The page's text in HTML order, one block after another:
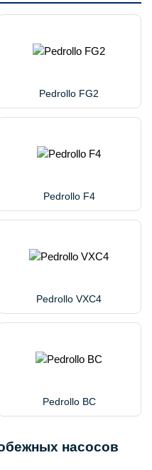
Pedrollo FG2
Pedrollo F4
Pedrollo VXC4
Pedrollo BC
насосов